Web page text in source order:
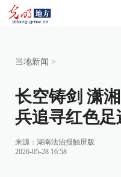
当地新闻 >
长空铸剑 潇
兵追寻红色足
来源： 湖南法治报触屏版
2026-05-28 16:58